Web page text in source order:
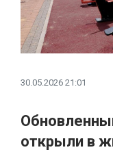
30.05.2026 21:01
открыли в